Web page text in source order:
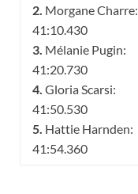
2. Morgane Charre:
41:10.430
3. Mélanie Pugin:
41:20.730
4. Gloria Scarsi:
41:50.530
5. Hattie Harnden:
41:54.360